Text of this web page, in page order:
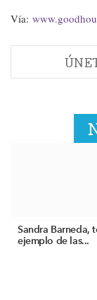
Vía:
Sandra Barneda,
ejemplo de las...